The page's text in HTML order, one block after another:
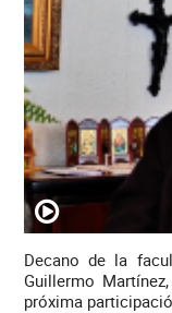
Decano de la
Guillermo
próxima